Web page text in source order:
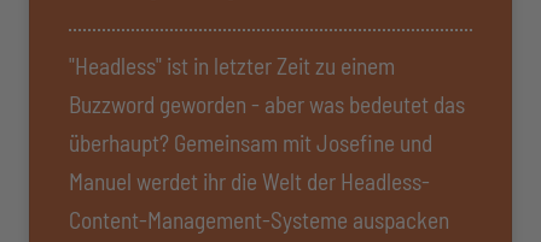
"Headless" ist in letzter Zeit zu einem
Buzzword geworden - aber was bedeutet das
überhaupt? Gemeinsam mit Josefine und
Manuel werdet ihr die Welt der Headless-
Content-Management-Systeme auspacken